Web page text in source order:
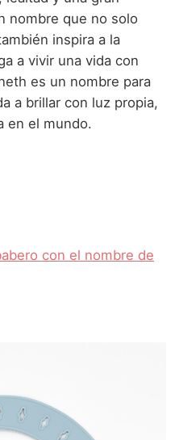
nombre que no solo
inspira a la
a vivir una vida con
es un nombre para
a brillar con luz propia,
en el mundo.
con el nombre de